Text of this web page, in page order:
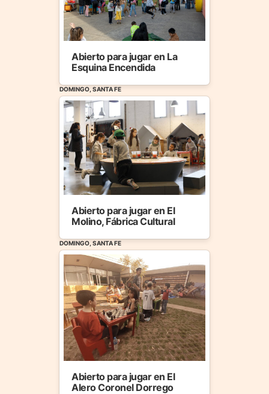
Abierto para jugar en La
Esquina Encendida
DOMINGO, SANTA FE
Abierto para jugar en El
Molino, Fábrica Cultural
DOMINGO, SANTA FE
Abierto para jugar en El
Alero Coronel Dorrego